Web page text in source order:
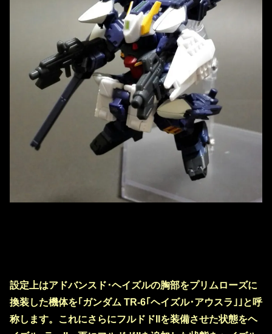
設定上はアドバンスド･ヘイズルの胸部をプリムローズに
換装した機体を｢ガンダム TR-6｢ヘイズル･アウスラ｣｣と呼
称します。これにさらにフルドドIIを装備させた状態をヘ